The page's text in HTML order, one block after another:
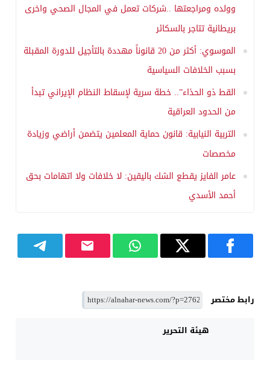
وولده ومراجعتها ..شركات تعمل في المجال الصحي واخرى
بريطانية تتاجر بالسكائر
الموسوي: أكثر من 20 قانوناً مهددة بالتأجيل للدورة المقبلة
بسبب الخلافات السياسية
القط ذو الحذاء”.. خطة سرية لإسقاط النظام الإيراني تبدأ
من الحدود العراقية
التربية النيابية: قانون حماية المعلمين يتضمن أراضي وزيادة
مخصصات
عامر الفايز يقطع الشك باليقين: لا خلافات ولا اتهامات بحق
أحمد الأسدي
رابط مختصر
هيئة التحرير